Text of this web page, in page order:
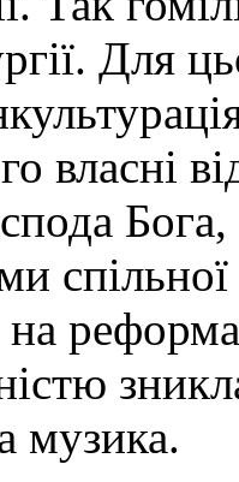
Для
власні
зникла
музика.